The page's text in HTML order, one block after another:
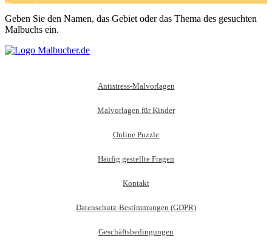
Dinosaurier
Früchte und Gemüse
Frühling und Ostern
Geben Sie den Namen, das Gebiet oder das Thema des gesuchten
Malbuchs ein.
Antistress-Malvorlagen
Malvorlagen für Kinder
Online Puzzle
Häufig gestellte Fragen
Kontakt
Datenschutz-Bestimmungen (GDPR)
Geschäftsbedingungen